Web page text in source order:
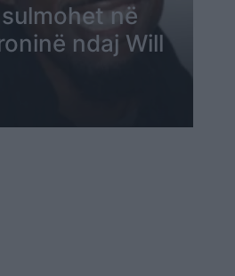
në
ndaj Will